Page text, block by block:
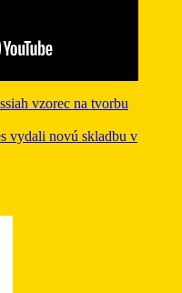
vzorec na tvorbu
vydali novú skladbu v